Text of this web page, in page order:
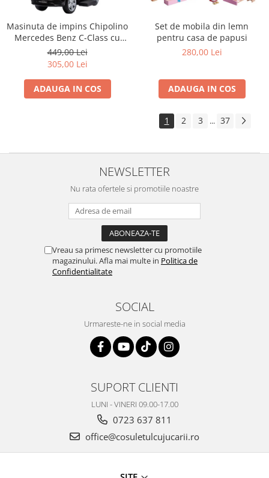
Masinuta de impins Chipolino
Mercedes Benz C-Class cu
maner black
449,00 Lei
305,00 Lei
ADAUGA IN COS
Set de mobila din lemn
pentru casa de papusi
280,00 Lei
ADAUGA IN COS
1 2 3 ... 37
NEWSLETTER
Nu rata ofertele si promotiile noastre
Vreau sa primesc newsletter cu promotiile
magazinului. Afla mai multe in Politica de
Confidentialitate
SOCIAL
Urmareste-ne in social media
SUPORT CLIENTI
LUNI - VINERI 09.00-17.00
0723 637 811
office@cosuletulcujucarii.ro